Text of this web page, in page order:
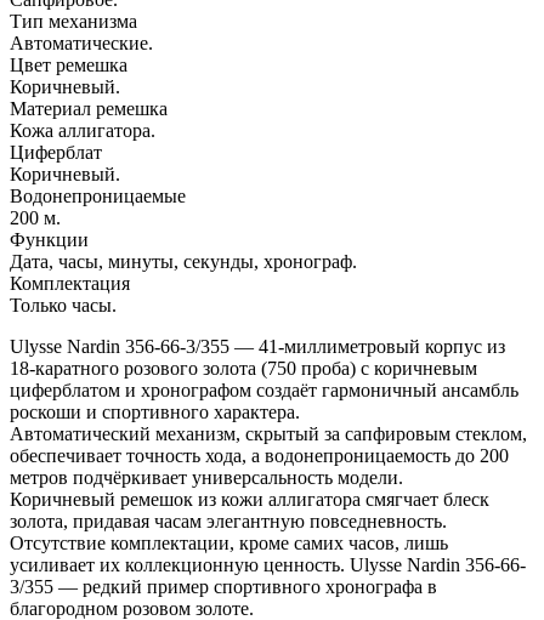
Тип механизма
Автоматические.
Цвет ремешка
Коричневый.
Материал ремешка
Кожа аллигатора.
Циферблат
Коричневый.
Водонепроницаемые
200 м.
Функции
Дата, часы, минуты, секунды, хронограф.
Комплектация
Только часы.
Ulysse Nardin 356-66-3/355 — 41-миллиметровый корпус из
18-каратного розового золота (750 проба) с коричневым
циферблатом и хронографом создаёт гармоничный ансамбль
роскоши и спортивного характера.
Автоматический механизм, скрытый за сапфировым стеклом,
обеспечивает точность хода, а водонепроницаемость до 200
метров подчёркивает универсальность модели.
Коричневый ремешок из кожи аллигатора смягчает блеск
золота, придавая часам элегантную повседневность.
Отсутствие комплектации, кроме самих часов, лишь
усиливает их коллекционную ценность. Ulysse Nardin 356-66-
3/355 — редкий пример спортивного хронографа в
благородном розовом золоте.